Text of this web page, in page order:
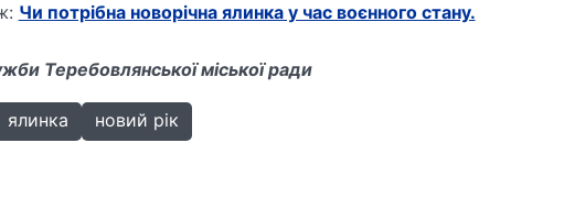
Чи потрібна новорічна ялинка у час воєнного стану.
Теребовлянської міської ради
ялинка новий рік